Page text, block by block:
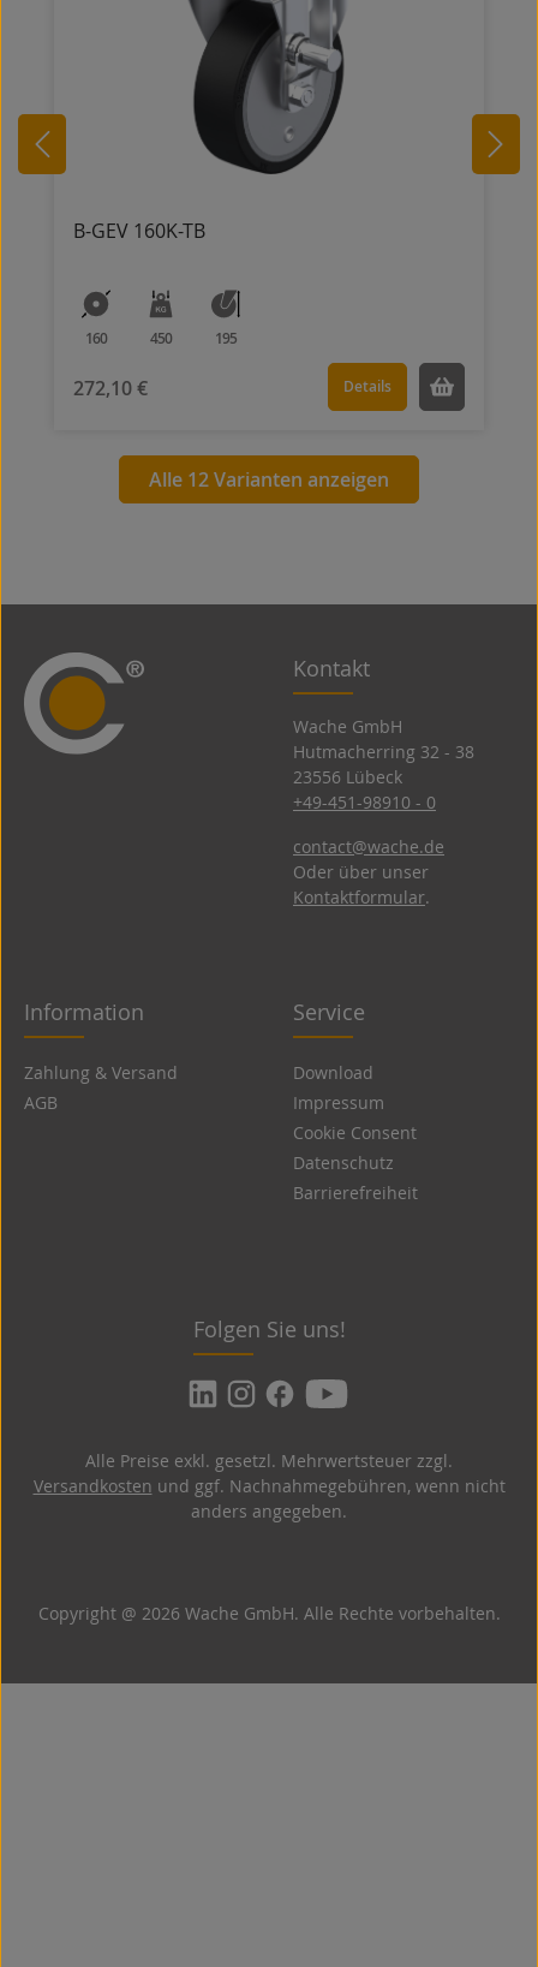
B-GEV 160K-TB
160 450 195
272,10 € Details
Alle 12 Varianten anzeigen
Kontakt
Wache GmbH
Hutmacherring 32 ­- 38
23556 Lübeck
+49-451-98910 - 0
contact@wache.de
Oder über unser
Kontaktformular.
Information
Zahlung & Versand
AGB
Service
Download
Impressum
Cookie Consent
Datenschutz
Barrierefreiheit
Folgen Sie uns!
Copyright @ 2026 Wache GmbH. Alle Rechte vorbehalten.
Alle Preise exkl. gesetzl. Mehrwertsteuer zzgl.
Versandkosten und ggf. Nachnahmegebühren, wenn nicht
anders angegeben.